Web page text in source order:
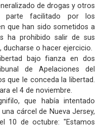
de drogas y otros
parte facilitado por los
que han sido sometidos a
ha prohibido salir de sus
ducharse o hacer ejercicio.
bajo fianza en dos
de Apelaciones del
que le conceda la libertad.
el 4 de noviembre.
que había intentado
cárcel de Nueva Jersey,
10 de octubre: "Estamos